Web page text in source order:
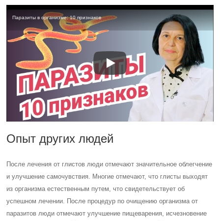
Паразиты в организме: 10 признаков
Опыт других людей
После лечения от глистов люди отмечают значительное облегчение
и улучшение самочувствия. Многие отмечают, что глисты выходят
из организма естественным путем, что свидетельствует об
успешном лечении. После процедур по очищению организма от
паразитов люди отмечают улучшение пищеварения, исчезновение